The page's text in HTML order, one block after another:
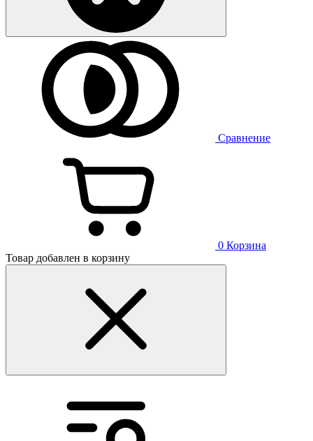
Сравнение
0 Корзина
Товар добавлен в корзину